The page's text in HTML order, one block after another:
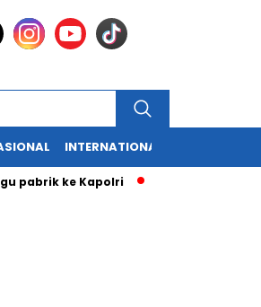
INTERNATIONAL
ke Kapolri Cabup dan Cawali